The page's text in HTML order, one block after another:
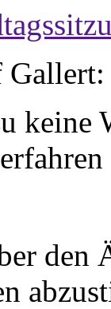
Gallert:
den